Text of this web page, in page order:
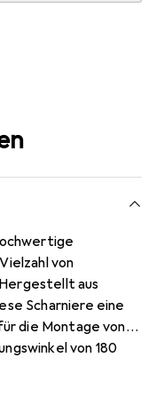
von
aus
Scharniere eine
die Montage von
von 180
erleichtert.